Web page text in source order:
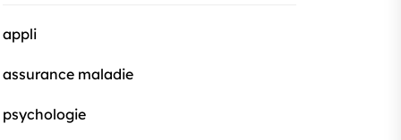
appli
assurance maladie
psychologie